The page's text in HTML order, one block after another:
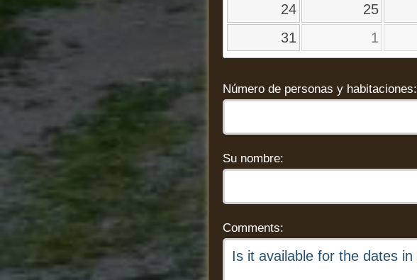
24
25
31
1
Número de personas y habitaciones:
Su nombre:
Comments: